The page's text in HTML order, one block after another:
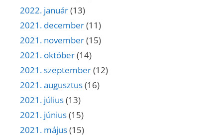
2022. január(13)
2021. december(11)
2021. november(15)
2021. október(14)
2021. szeptember(12)
2021. augusztus(16)
2021. július(13)
2021. június(15)
2021. május(15)